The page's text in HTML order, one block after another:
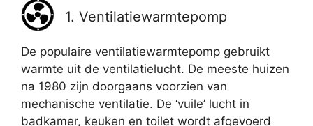
1. Ventilatiewarmtepomp
De populaire ventilatiewarmtepomp gebruikt
warmte uit de ventilatielucht. De meeste huizen
na 1980 zijn doorgaans voorzien van
mechanische ventilatie. De ‘vuile’ lucht in
badkamer, keuken en toilet wordt afgevoerd